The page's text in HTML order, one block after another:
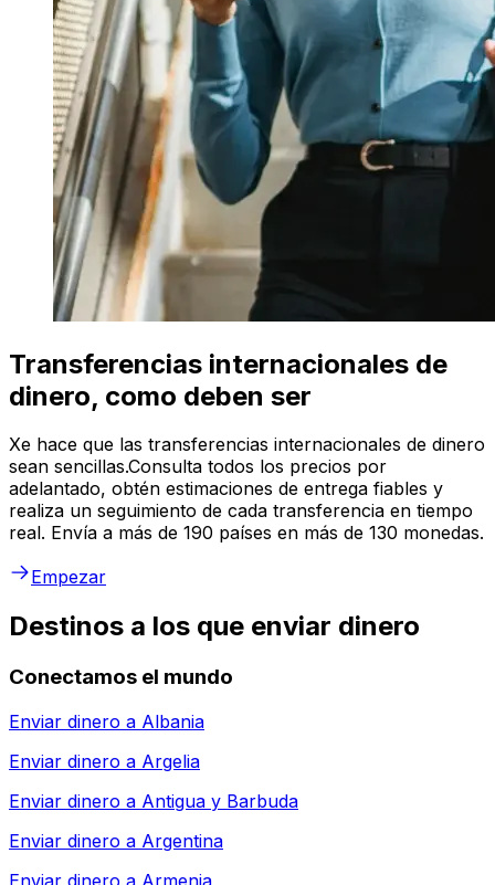
Transferencias internacionales de
dinero, como deben ser
Xe hace que las transferencias internacionales de dinero
sean sencillas.Consulta todos los precios por
adelantado, obtén estimaciones de entrega fiables y
realiza un seguimiento de cada transferencia en tiempo
real. Envía a más de 190 países en más de 130 monedas.
Empezar
Destinos a los que enviar dinero
Conectamos el mundo
Enviar dinero a Albania
Enviar dinero a Argelia
Enviar dinero a Antigua y Barbuda
Enviar dinero a Argentina
Enviar dinero a Armenia